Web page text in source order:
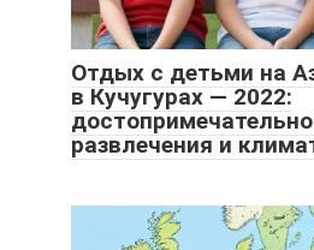
Отдых с детьми на
в Кучугурах — 2022:
развлечения и